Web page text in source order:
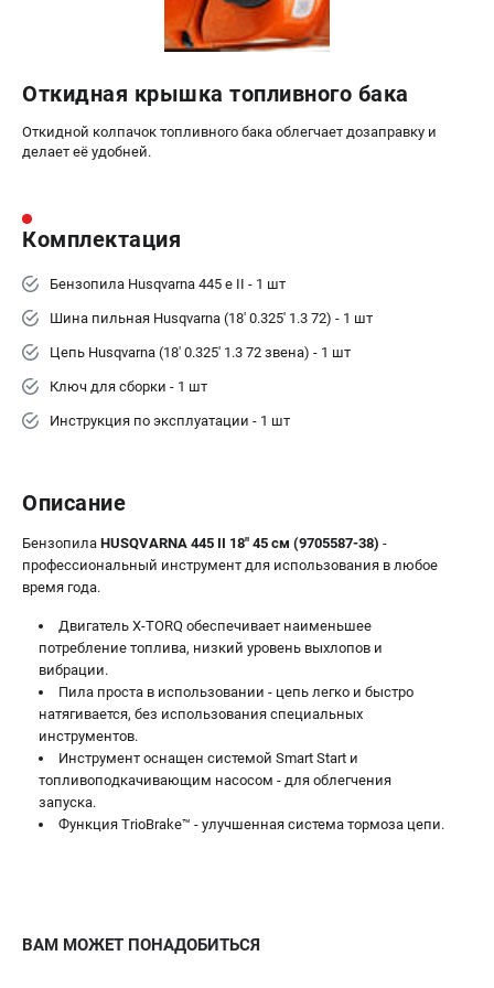
ВАМ МОЖЕТ ПОНАДОБИТЬСЯ
Откидная крышка топливного бака
Откидной колпачок топливного бака облегчает дозаправку и
делает её удобней.
Комплектация
Бензопила Husqvarna 445 e II - 1 шт
Шина пильная Husqvarna (18' 0.325' 1.3 72) - 1 шт
Цепь Husqvarna (18' 0.325' 1.3 72 звена) - 1 шт
Ключ для сборки - 1 шт
Инструкция по эксплуатации - 1 шт
Описание
Бензопила HUSQVARNA 445 II 18" 45 см (9705587-38) -
профессиональный инструмент для использования в любое
время года.
Двигатель X-TORQ обеспечивает наименьшее
потребление топлива, низкий уровень выхлопов и
вибрации.
Пила проста в использовании - цепь легко и быстро
натягивается, без использования специальных
инструментов.
Инструмент оснащен системой Smart Start и
топливоподкачивающим насосом - для облегчения
запуска.
Функция TrioBrake™ - улучшенная система тормоза цепи.